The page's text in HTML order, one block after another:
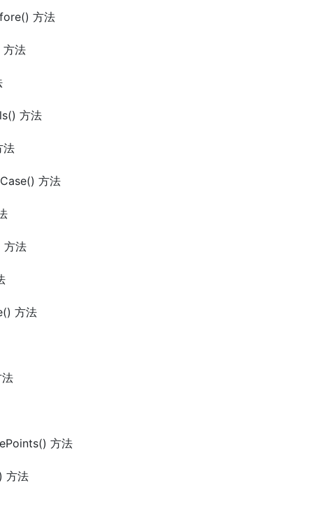
方法
法
方法
法
方法
方法
方法
方法
方法